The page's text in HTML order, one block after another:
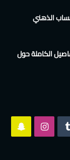
الذهني
الكاملة حول
انستقرام